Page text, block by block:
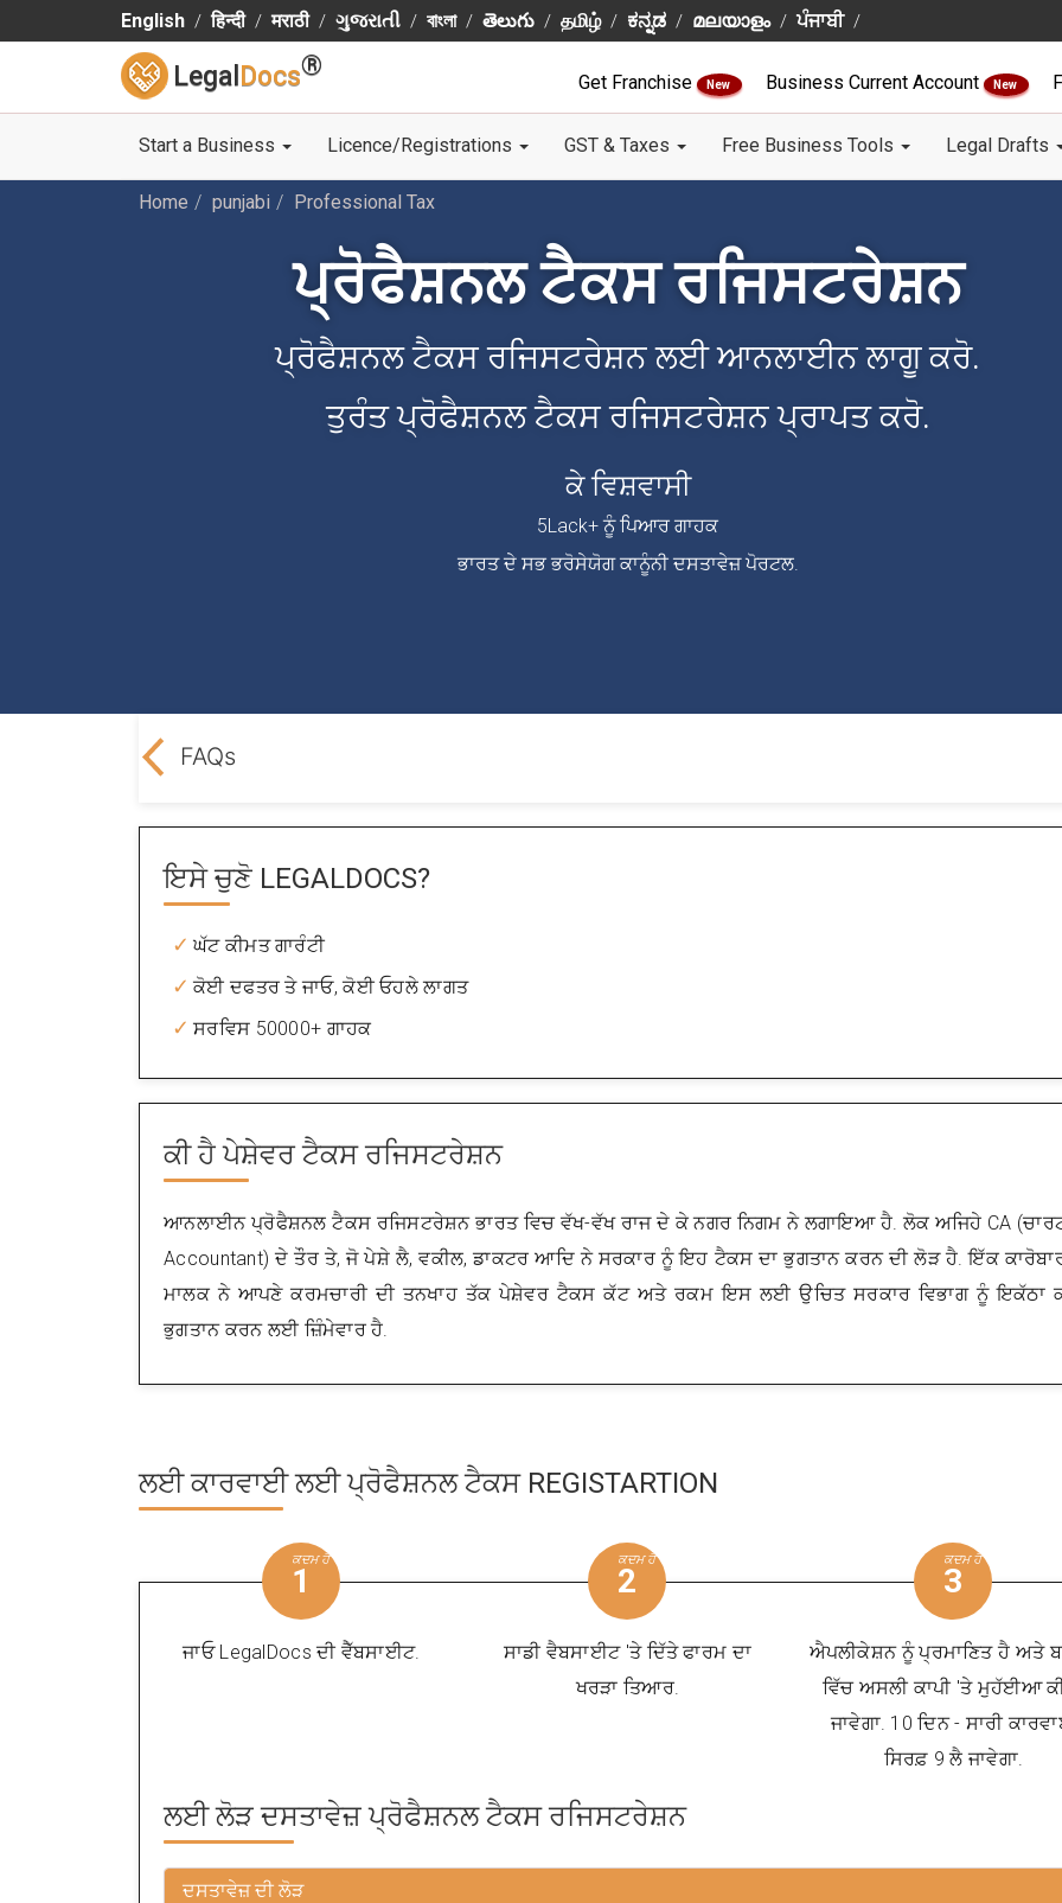
English हिन्दी मराठी ગુજરાતી বাংলা తెలుగు தமிழ் ಕನ್ನಡ മലയാളം ਪੰਜਾਬੀ
Legal Docs®
Get Franchise New Business Current Account New
Start a Business Licence/Registrations GST & Taxes Free Business Tools Legal Drafts
Home punjabi Professional Tax
ਪ੍ਰੋਫੈਸ਼ਨਲ ਟੈਕਸ ਰਜਿਸਟਰੇਸ਼ਨ
ਪ੍ਰੋਫੈਸ਼ਨਲ ਟੈਕਸ ਰਜਿਸਟਰੇਸ਼ਨ ਲਈ ਆਨਲਾਈਨ ਲਾਗੂ ਕਰੋ.
ਤੁਰੰਤ ਪ੍ਰੋਫੈਸ਼ਨਲ ਟੈਕਸ ਰਜਿਸਟਰੇਸ਼ਨ ਪ੍ਰਾਪਤ ਕਰੋ.
ਕੇ ਵਿਸ਼ਵਾਸੀ
5Lack+ ਨੂੰ ਪਿਆਰ ਗਾਹਕ
ਭਾਰਤ ਦੇ ਸਭ ਭਰੋਸੇਯੋਗ ਕਾਨੂੰਨੀ ਦਸਤਾਵੇਜ਼ ਪੋਰਟਲ.
from PT FAQs
ਇਸੇ ਚੁਣੋ LEGALDOCS?
ਘੱਟ ਕੀਮਤ ਗਾਰੰਟੀ
ਕੋਈ ਦਫਤਰ ਤੇ ਜਾਓ, ਕੋਈ ਓਹਲੇ ਲਾਗਤ
ਸਰਵਿਸ 50000+ ਗਾਹਕ
ਕੀ ਹੈਪੇਸ਼ੇਵਰ ਟੈਕਸ ਰਜਿਸਟਰੇਸ਼ਨ
ਆਨਲਾਈਨ ਪ੍ਰੋਫੈਸ਼ਨਲ ਟੈਕਸ ਰਜਿਸਟਰੇਸ਼ਨ ਭਾਰਤ ਵਿਚ ਵੱਖ-ਵੱਖ ਰਾਜ ਦੇ ਕੇ ਨਗਰ ਨਿਗਮ ਨੇ ਲਗਾਇਆ ਹੈ. ਲੋਕ ਅਜਿਹੇ CA
Accountant) ਦੇ ਤੌਰ ਤੇ, ਜੋ ਪੇਸ਼ੇ ਲੈ, ਵਕੀਲ, ਡਾਕਟਰ ਆਦਿ ਨੇ ਸਰਕਾਰ ਨੂੰ ਇਹ ਟੈਕਸ ਦਾ ਭੁਗਤਾਨ ਕਰਨ ਦੀ ਲੋੜ ਹੈ. ਇੱਕ
ਮਾਲਕ ਨੇ ਆਪਣੇ ਕਰਮਚਾਰੀ ਦੀ ਤਨਖਾਹ ਤੱਕ ਪੇਸ਼ੇਵਰ ਟੈਕਸ ਕੱਟ ਅਤੇ ਰਕਮ ਇਸ ਲਈ ਉਚਿਤ ਸਰਕਾਰ ਵਿਭਾਗ ਨੂੰ ਇਕੱਠਾ
ਭੁਗਤਾਨ ਕਰਨ ਲਈ ਜ਼ਿੰਮੇਵਾਰ ਹੈ.
ਲਈ ਕਾਰਵਾਈ ਲਈਪ੍ਰੋਫੈਸ਼ਨਲ ਟੈਕਸ REGISTARTION
ਕਦਮ ਹੈ
1
ਜਾਓ LegalDocs ਦੀ ਵੈੱਬਸਾਈਟ.
ਕਦਮ ਹੈ
2
ਸਾਡੀ ਵੈਬਸਾਈਟ 'ਤੇ ਦਿੱਤੇ ਫਾਰਮ ਦਾ
ਖਰੜਾ ਤਿਆਰ.
ਕਦਮ ਹੈ
3
ਐਪਲੀਕੇਸ਼ਨ ਨੂੰ ਪ੍ਰਮਾਣਿਤ ਹੈ ਅਤੇ
ਵਿੱਚ ਅਸਲੀ ਕਾਪੀ 'ਤੇ ਮੁਹੱਈਆ
ਜਾਵੇਗਾ. 10 ਦਿਨ - ਸਾਰੀ
ਸਿਰਫ਼ 9 ਲੈ ਜਾਵੇਗਾ.
ਲਈ ਲੋੜ ਦਸਤਾਵੇਜ਼ਪ੍ਰੋਫੈਸ਼ਨਲ ਟੈਕਸ ਰਜਿਸਟਰੇਸ਼ਨ
ਦਸਤਾਵੇਜ਼ ਦੀ ਲੋੜ